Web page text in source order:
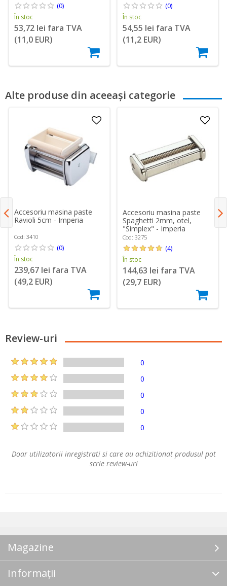
(0)
În stoc
53,72 lei fara TVA
(11,0 EUR)
(0)
În stoc
54,55 lei fara TVA
(11,2 EUR)
Alte produse din aceeași categorie
Accesoriu masina paste
Ravioli 5cm - Imperia
Cod: 3410
(0)
În stoc
239,67 lei fara TVA
(49,2 EUR)
Accesoriu masina paste
Spaghetti 2mm, otel,
"Simplex" - Imperia
Cod: 3275
(4)
În stoc
144,63 lei fara TVA
(29,7 EUR)
Review-uri
0
0
0
0
0
Doar utilizatorii inregistrati si care au achizitionat produsul pot
scrie review-uri
Magazine
Informații